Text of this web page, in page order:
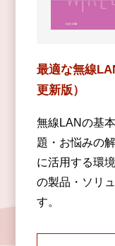
最適な無線
更新版）
無線LANの基
題・お悩みの
に活用する環
の製品・ソリ
す。